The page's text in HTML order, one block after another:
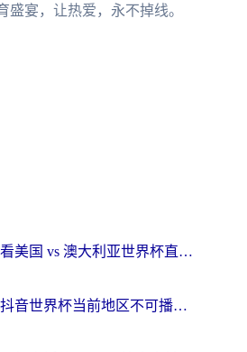
盛宴，让热爱，永不掉线。
在国外怎么看美国 vs 澳大利亚世界杯直播？海外党必藏的中文解说观赛指南
在加拿大看抖音世界杯当前地区不可播放？海外党体育观赛终极指南